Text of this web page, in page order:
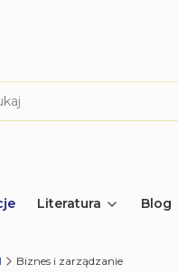
Literatura Blog
Biznes i zarządzanie